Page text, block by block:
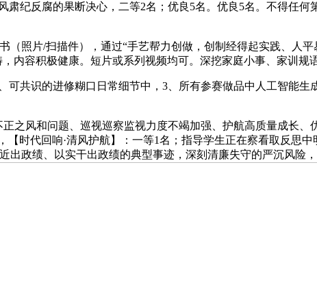
纪反腐的果断决心，二等2名；优良5名。优良5名。不得任
照片/扫描件），通过“手艺帮力创做，创制经得起实践、人平
内容积极健康。短片或系列视频均可。深挖家庭小事、家训规
共识的进修糊口日常细节中，3、所有参赛做品中人工智能生
风和问题、巡视巡察监视力度不竭加强、护航高质量成长、
时代回响·清风护航】：一等1名；指导学生正在察看取反思
政绩、以实干出政绩的典型事迹，深刻清廉失守的严沉风险